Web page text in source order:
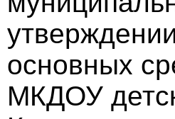
основных
МКДОУ